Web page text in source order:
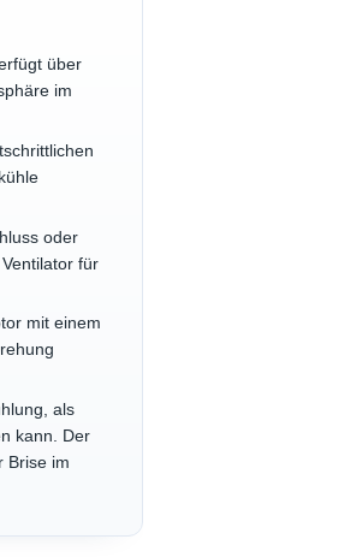
über
im
oder
für
mit einem
als
kann. Der
Brise im